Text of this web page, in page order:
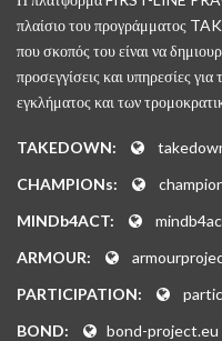
πλαίσιο του προγράμματος
που σκοπός του είναι να
προσεγγίσεις και υπηρεσίες
εγκλήματος και των
TAKEDOWN:
CHAMPIONs:
MINDb4ACT:
ARMOUR:
PARTICIPATION:
BOND:
bond-project.eu